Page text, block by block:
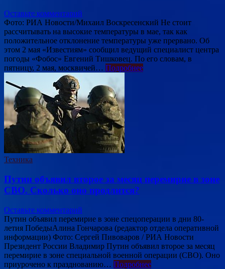
Оставьте комментарий
Фото: РИА Новости/Михаил Воскресенский Не стоит
рассчитывать на высокие температуры в мае, так как
положительное отклонение температуры уже прервано. Об
этом 2 мая «Известиям» сообщил ведущий специалист центра
погоды «Фобос» Евгений Тишковец. По его словам, в
пятницу, 2 мая, москвичей… Подробнее
Техника
Путин объявил второе за месяц перемирие в зоне
СВО. Сколько оно продлится?
Оставьте комментарий
Путин объявил перемирие в зоне спецоперации в дни 80-
летия ПобедыАлина Гончарова (редактор отдела оперативной
информации) Фото: Сергей Пивоваров / РИА Новости
Президент России Владимир Путин объявил второе за месяц
перемирие в зоне специальной военной операции (СВО). Оно
приурочено к празднованию… Подробнее